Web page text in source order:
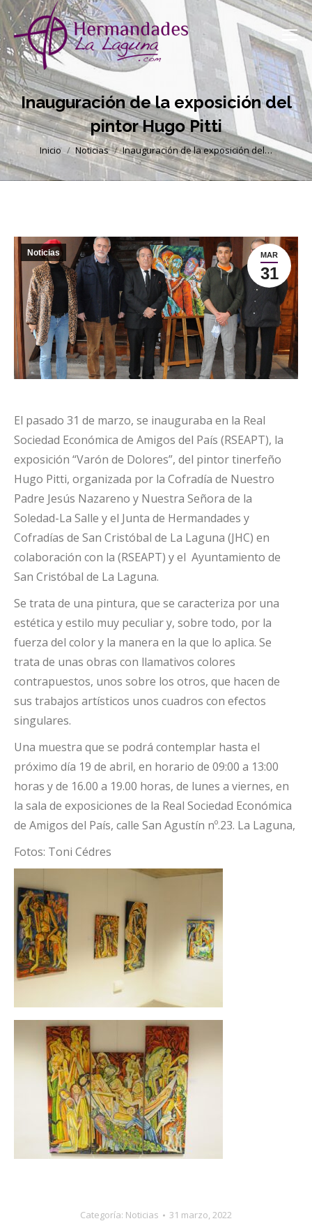
Inauguración de la exposición del
pintor Hugo Pitti
Estás aquí:
Inicio Noticias Inauguración de la exposición del…
MAR
31
Noticias
El pasado 31 de marzo, se inauguraba en la Real
Sociedad Económica de Amigos del País (RSEAPT), la
exposición “Varón de Dolores”, del pintor tinerfeño
Hugo Pitti, organizada por la Cofradía de Nuestro
Padre Jesús Nazareno y Nuestra Señora de la
Soledad-La Salle y el Junta de Hermandades y
Cofradías de San Cristóbal de La Laguna (JHC) en
colaboración con la (RSEAPT) y el Ayuntamiento de
San Cristóbal de La Laguna.
Se trata de una pintura, que se caracteriza por una
estética y estilo muy peculiar y, sobre todo, por la
fuerza del color y la manera en la que lo aplica. Se
trata de unas obras con llamativos colores
contrapuestos, unos sobre los otros, que hacen de
sus trabajos artísticos unos cuadros con efectos
singulares.
Una muestra que se podrá contemplar hasta el
próximo día 19 de abril, en horario de 09:00 a 13:00
horas y de 16.00 a 19.00 horas, de lunes a viernes, en
la sala de exposiciones de la Real Sociedad Económica
de Amigos del País, calle San Agustín nº.23. La Laguna,
Fotos: Toni Cédres
Categoría: Noticias 31 marzo, 2022